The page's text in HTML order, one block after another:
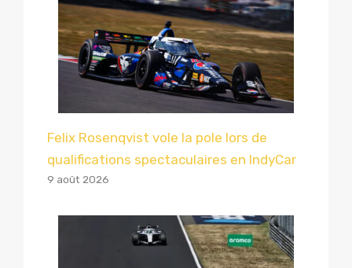
Felix Rosenqvist vole la pole lors de
qualifications spectaculaires en IndyCar
9 août 2026